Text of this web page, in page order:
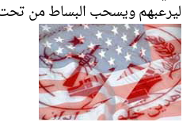
ليرعبهم ويسحب البساط من